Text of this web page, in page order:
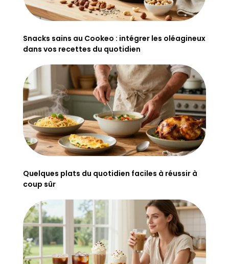
Snacks sains au Cookeo : intégrer les oléagineux
dans vos recettes du quotidien
Quelques plats du quotidien faciles à réussir à
coup sûr